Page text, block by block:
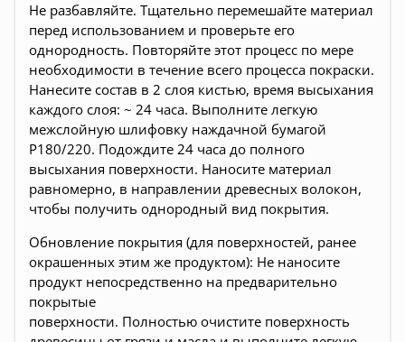
Не разбавляйте. Тщательно перемешайте материал
перед использованием и проверьте его
однородность. Повторяйте этот процесс по мере
необходимости в течение всего процесса покраски.
Нанесите состав в 2 слоя кистью, время высыхания
каждого слоя: ~ 24 часа. Выполните легкую
межслойную шлифовку наждачной бумагой
Р180/220. Подождите 24 часа до полного
высыхания поверхности. Наносите материал
равномерно, в направлении древесных волокон,
чтобы получить однородный вид покрытия.
Обновление покрытия (для поверхностей, ранее
окрашенных этим же продуктом): Не наносите
продукт непосредственно на предварительно
покрытые
поверхности. Полностью очистите поверхность